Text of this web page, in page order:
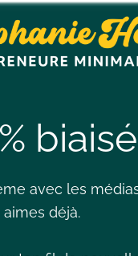
biaisé
avec les
déjà.